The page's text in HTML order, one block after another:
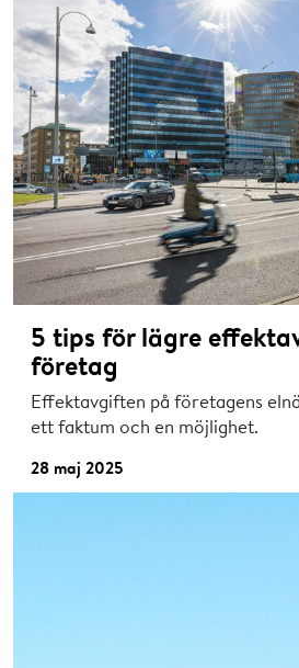
5 tips för lägre
företag
Effektavgiften på företagens
ett faktum och en möjlighet.
28 maj 2025